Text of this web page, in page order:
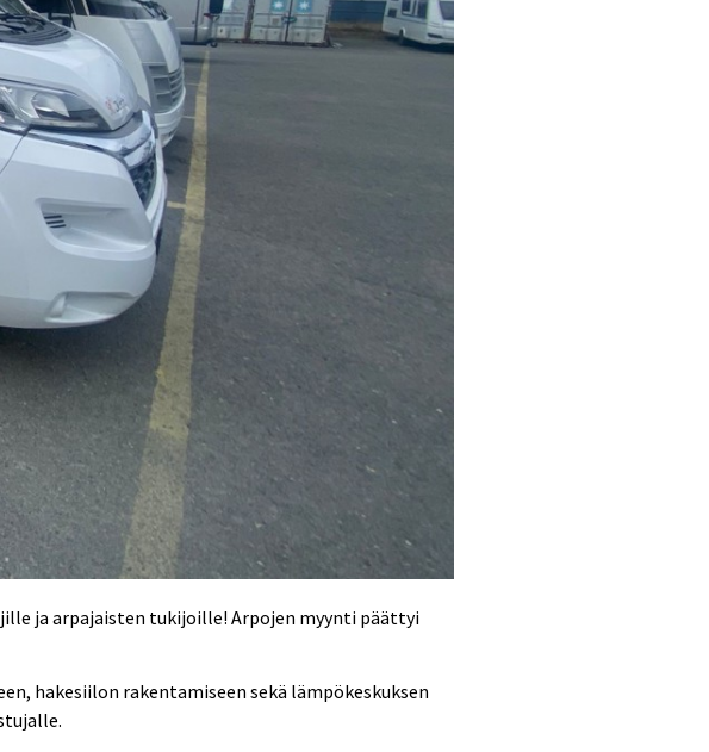
ja arpajaisten tukijoille! Arpojen myynti päättyi
hakesiilon rakentamiseen sekä lämpökeskuksen